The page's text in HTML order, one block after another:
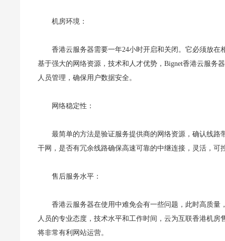
机房环境：
香港云服务器需要一年24小时开启和关闭。它必须放
基于强大的网络资源，技术和人才优势，Bignet香港云服务
人员管理，确保用户数据安全。
网络稳定性：
最简单的方法是验证服务提供商的网络资源，确认线
干网，是否有冗余线路确保高速可靠的中继连接，灵活，
售后服务水平：
香港云服务器在使用中难免会有一些问题，此时高质
人员的专业态度，技术水平和工作时间，云为互联香港机
将非常有利网站运营。